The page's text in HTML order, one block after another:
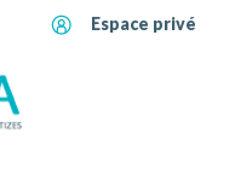
Espace privé